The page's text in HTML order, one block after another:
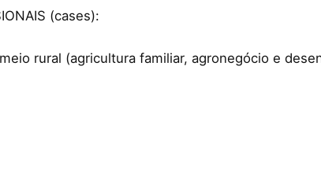
(cases):
rural (agricultura familiar, agronegócio e